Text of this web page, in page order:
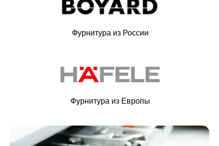
Фурнитура из России
Фурнитура из Европы